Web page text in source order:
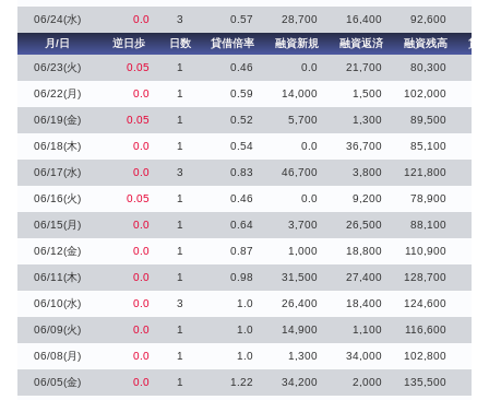
06/24(水) 0.0 3 0.57 28,700 16,400
92,600
月/日
逆日歩 日数 貸借倍率 融資新規 融資返済 融資残高
貸
06/23(火)
0.05 1 0.46 0.0 21,700 80,300
06/22(月) 0.0 1 0.59 14,000 1,500 102,000
06/19(金) 0.05 1 0.52 5,700 1,300 89,500
06/18(木) 0.0 1 0.54 0.0 36,700 85,100
06/17(水) 0.0 3 0.83 46,700 3,800 121,800
06/16(火) 0.05 1 0.46 0.0 9,200 78,900
06/15(月) 0.0 1 0.64 3,700 26,500 88,100
06/12(金) 0.0 1 0.87 1,000 18,800 110,900
06/11(木) 0.0 1 0.98 31,500 27,400 128,700
06/10(水) 0.0 3 1.0 26,400 18,400 124,600
06/09(火) 0.0 1 1.0 14,900 1,100 116,600
06/08(月) 0.0 1 1.0 1,300 34,000 102,800
06/05(金) 0.0 1 1.22 34,200 2,000 135,500